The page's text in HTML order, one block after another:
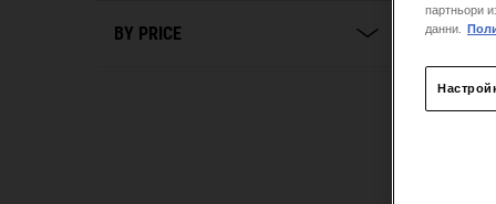
BY PRICE
партньори
данни.